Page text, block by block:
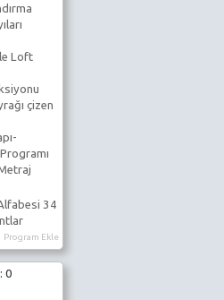
Loft
çizen
34
Program Ekle
0